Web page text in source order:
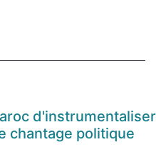
d'instrumentaliser
chantage politique